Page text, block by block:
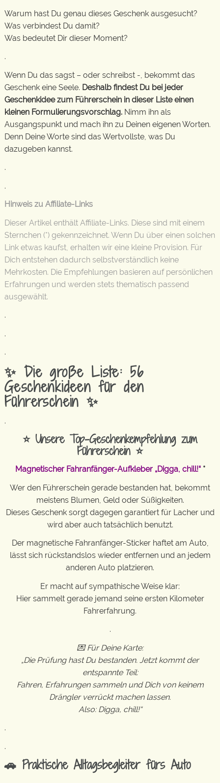
Warum hast Du genau dieses Geschenk ausgesucht?
Was verbindest Du damit?
Was bedeutet Dir dieser Moment?
.
Wenn Du das sagst – oder schreibst -, bekommt das
Geschenk eine Seele. Deshalb findest Du bei jeder
Geschenkidee zum Führerschein in dieser Liste einen
kleinen Formulierungsvorschlag. Nimm ihn als
Ausgangspunkt und mach ihn zu Deinen eigenen Worten.
Denn Deine Worte sind das Wertvollste, was Du
dazugeben kannst.
.
.
Hinweis zu Affiliate-Links
Dieser Artikel enthält Affiliate-Links. Diese sind mit einem
Sternchen (*) gekennzeichnet. Wenn Du über einen solchen
Link etwas kaufst, erhalten wir eine kleine Provision. Für
Dich entstehen dadurch selbstverständlich keine
Mehrkosten. Die Empfehlungen basieren auf persönlichen
Erfahrungen und werden stets thematisch passend
ausgewählt.
.
.
.
✨ Die große Liste: 56
Geschenkideen für den
Führerschein ✨
.
⭐ Unsere Top-Geschenkempfehlung zum
Führerschein ⭐
Magnetischer Fahranfänger-Aufkleber „Digga, chill!“*
Wer den Führerschein gerade bestanden hat, bekommt
meistens Blumen, Geld oder Süßigkeiten.
Dieses Geschenk sorgt dagegen garantiert für Lacher und
wird aber auch tatsächlich benutzt.
Der magnetische Fahranfänger-Sticker haftet am Auto,
lässt sich rückstandslos wieder entfernen und an jedem
anderen Auto platzieren.
Er macht auf sympathische Weise klar:
Hier sammelt gerade jemand seine ersten Kilometer
Fahrerfahrung.
.
💌 Für Deine Karte:
„Die Prüfung hast Du bestanden. Jetzt kommt der
entspannte Teil:
Fahren, Erfahrungen sammeln und Dich von keinem
Drängler verrückt machen lassen.
Also: Digga, chill!“
.
.
🚗 Praktische Alltagsbegleiter fürs Auto